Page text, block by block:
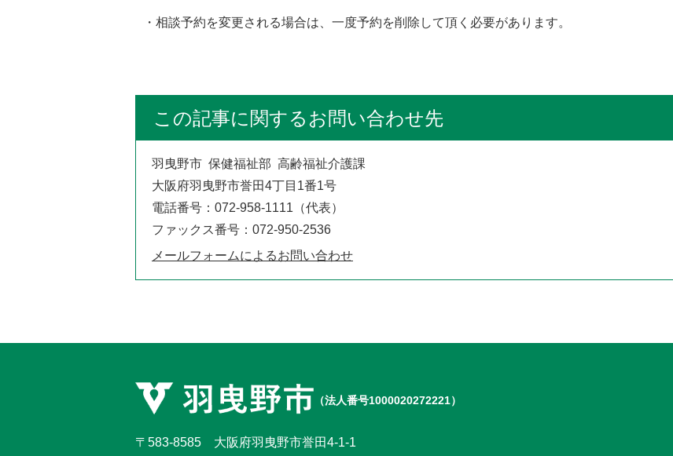
・相談予約を変更される場合は、一度予約を削除して頂く必要があります。
この記事に関するお問い合わせ先
羽曳野市 保健福祉部 高齢福祉介護課
大阪府羽曳野市誉田4丁目1番1号
電話番号：072-958-1111（代表）
ファックス番号：072-950-2536
メールフォームによるお問い合わせ
（法人番号1000020272221）
〒583-8585 大阪府羽曳野市誉田4-1-1